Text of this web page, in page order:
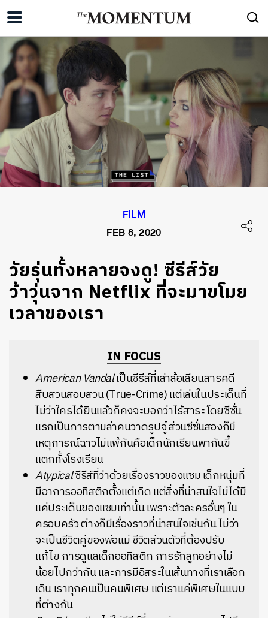
FILM
FEB 8, 2020
วัยรุ่นทั้งหลายจงดู! ซีรีส์วัย
ว้าวุ่นจาก Netflix ที่จะมาขโมย
เวลาของเรา
IN FOCUS
American Vandalเป็นซีรีส์ที่เล่าล้อเลียนสารคดี
สืบสวนสอบสวน (True-Crime) แต่เล่นในประเด็นที่
ไม่ว่าใครได้ยินแล้วก็คงจะบอกว่าไร้สาระ โดยซีซั่น
แรกเป็นการตามล่าคนวาดรูปจู๋ ส่วนซีซั่นสองก็มี
เหตุการณ์ฉาวไม่แพ้กันคือเด็กนักเรียนพากันขี้
แตกทั้งโรงเรียน
Atypicalซีรีส์ที่ว่าด้วยเรื่องราวของแซม เด็กหนุ่มที่
มีอาการออทิสติกตั้งแต่เกิด แต่สิ่งที่น่าสนใจไม่ได้มี
แค่ประเด็นของแซมเท่านั้น เพราะตัวละครอื่นๆ ใน
ครอบครัว ต่างก็มีเรื่องราวที่น่าสนใจเช่นกัน ไม่ว่า
จะเป็นชีวิตคู่ของพ่อแม่ ชีวิตส่วนตัวที่ต้องปรับ
แก้ไข การดูแลเด็กออทิสติก การรักลููกอย่างไม่
น้อยไปกว่ากัน และการมีอิสระในเส้นทางที่เราเลือก
เดิน เราทุกคนเป็นคนพิเศษ แต่เราแค่พิเศษในแบบ
ที่ต่างกัน